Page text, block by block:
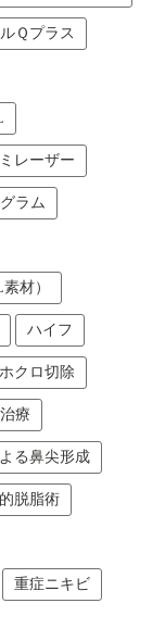
Ｑプラス
レーザー
ラム
材）
ハイフ
ホクロ切除
療
る鼻尖形成
脱脂術
重症ニキビ